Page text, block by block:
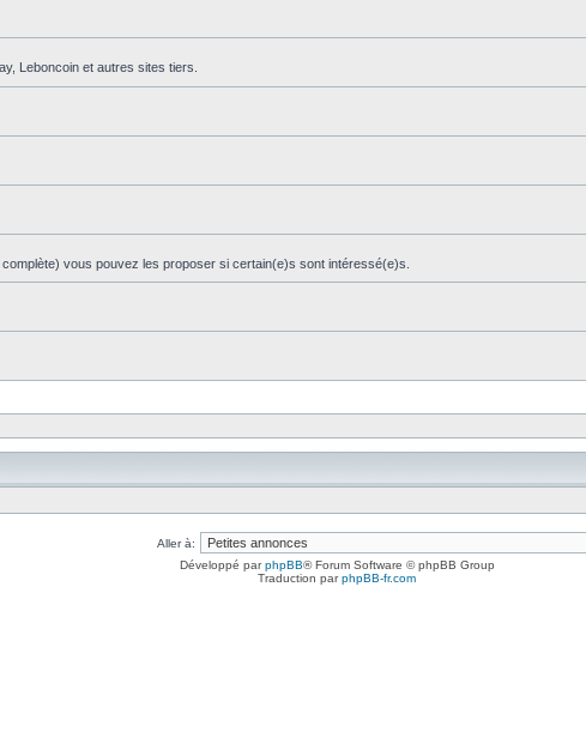
Leboncoin et autres sites tiers.
vous pouvez les proposer si certain(e)s sont intéressé(e)s.
Aller à:
Développé parphpBB® Forum Software © phpBB Group
Traduction parphpBB-fr.com